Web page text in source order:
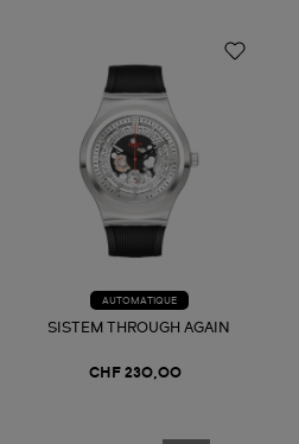
AUTOMATIQUE
SISTEM THROUGH AGAIN
CHF 230,00